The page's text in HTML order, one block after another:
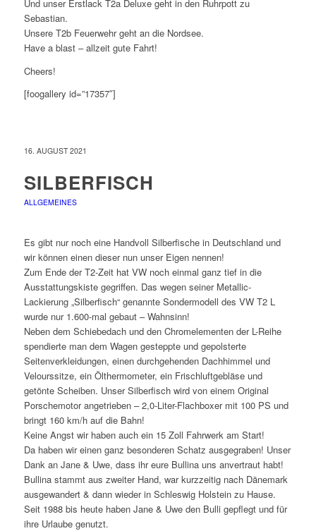
Und unser Erstlack T2a Deluxe geht in den Ruhrpott zu
Sebastian.
Unsere T2b Feuerwehr geht an die Nordsee.
Have a blast – allzeit gute Fahrt!
Cheers!
[foogallery id=”17357″]
16. AUGUST 2021
SILBERFISCH
ALLGEMEINES
Es gibt nur noch eine Handvoll Silberfische in Deutschland und
wir können einen dieser nun unser Eigen nennen!
Zum Ende der T2-Zeit hat VW noch einmal ganz tief in die
Ausstattungskiste gegriffen. Das wegen seiner Metallic-
Lackierung „Silberfisch“ genannte Sondermodell des VW T2 L
wurde nur 1.600-mal gebaut – Wahnsinn!
Neben dem Schiebedach und den Chromelementen der L-Reihe
spendierte man dem Wagen gesteppte und gepolsterte
Seitenverkleidungen, einen durchgehenden Dachhimmel und
Velourssitze, ein Ölthermometer, ein Frischluftgebläse und
getönte Scheiben. Unser Silberfisch wird von einem Original
Porschemotor angetrieben – 2,0-Liter-Flachboxer mit 100 PS und
bringt 160 km/h auf die Bahn!
Keine Angst wir haben auch ein 15 Zoll Fahrwerk am Start!
Da haben wir einen ganz besonderen Schatz ausgegraben! Unser
Dank an Jane & Uwe, dass ihr eure Bullina uns anvertraut habt!
Bullina stammt aus zweiter Hand, war kurzzeitig nach Dänemark
ausgewandert & dann wieder in Schleswig Holstein zu Hause.
Seit 1988 bis heute haben Jane & Uwe den Bulli gepflegt und für
ihre Urlaube genutzt.